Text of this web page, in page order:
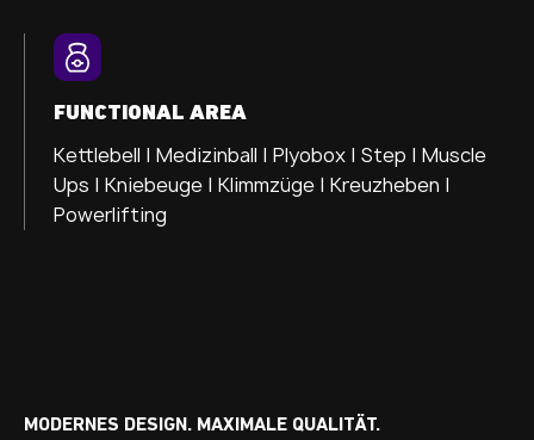
FUNCTIONAL AREA
Kettlebell | Medizinball | Plyobox | Step | Muscle
Ups | Kniebeuge | Klimmzüge | Kreuzheben |
Powerlifting
MODERNES DESIGN. MAXIMALE QUALITÄT.